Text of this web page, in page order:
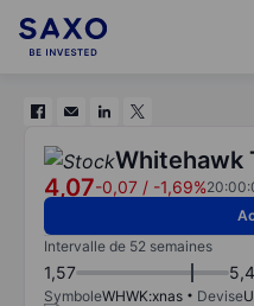
Whitehawk
4,07-0,07 / -1,69%
Intervalle de 52 semaines
1,57
SymboleWHWK:xnas Devise